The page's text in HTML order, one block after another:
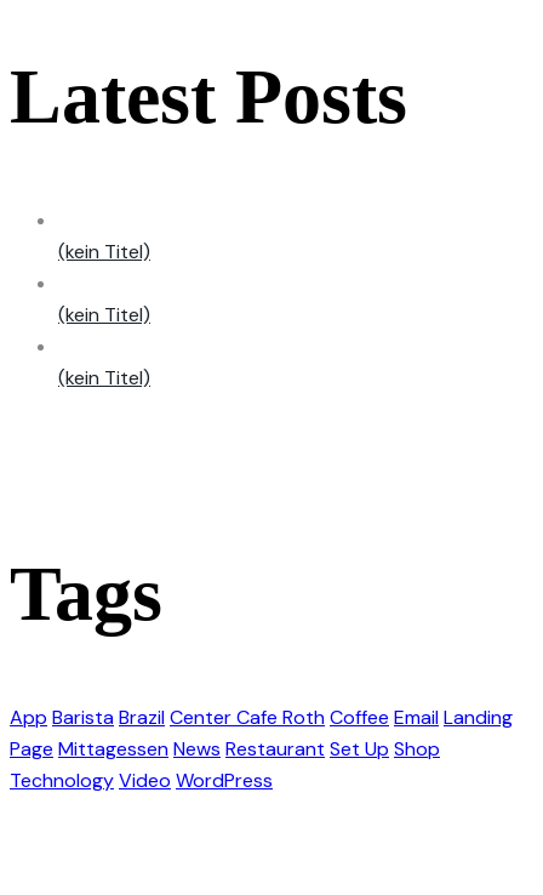
Latest Posts
(kein Titel)
(kein Titel)
(kein Titel)
Tags
App BaristaBrazilCenter Cafe RothCoffee EmailLanding
Page MittagessenNews Restaurant Set Up Shop
TechnologyVideo WordPress